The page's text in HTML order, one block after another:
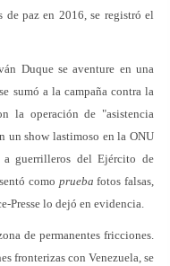
de paz en 2016, se registró el
Duque se aventure en una
sumó a la campaña contra la
la operación de "asistencia
un show lastimoso en la ONU
a guerrilleros del Ejército de
como prueba fotos falsas,
Presse lo dejó en evidencia.
de permanentes fricciones.
fronterizas con Venezuela, se